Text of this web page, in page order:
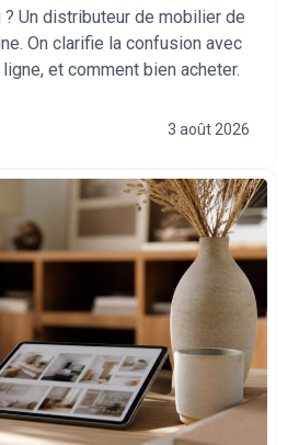
Un distributeur de mobilier de
On clarifie la confusion avec
et comment bien acheter.
3 août 2026